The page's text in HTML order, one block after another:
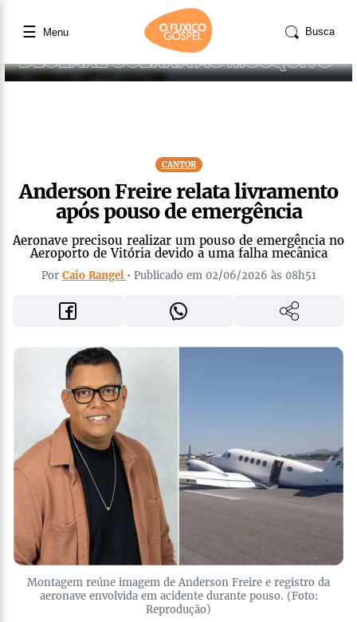
☰ Menu Busca
CANTOR
Anderson Freire relata livramento
após pouso de emergência
Aeronave precisou realizar um pouso de emergência no
Aeroporto de Vitória devido a uma falha mecânica
Por Caio Rangel • Publicado em 02/06/2026 às 08h51
Montagem reúne imagem de Anderson Freire e registro da
aeronave envolvida em acidente durante pouso. (Foto:
Reprodução)